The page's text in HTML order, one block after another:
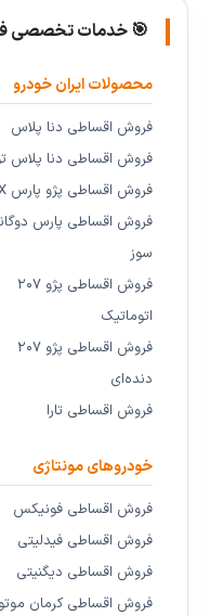
🎯 خدمات تخصصی
محصولات ایران خودرو
فروش اقساطی دنا پلاس
فروش اقساطی دنا پلاس
فروش اقساطی پژو پارس LX
فروش اقساطی پارس
سوز
فروش اقساطی پژو ۲۰۷
اتوماتیک
فروش اقساطی پژو ۲۰۷
دنده‌ای
فروش اقساطی تارا
خودروهای مونتاژی
فروش اقساطی فونیکس
فروش اقساطی فیدلیتی
فروش اقساطی دیگنیتی
فروش اقساطی کرمان